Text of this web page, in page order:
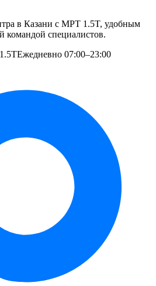
в Казани с МРТ 1.5T, удобным
командой специалистов.
Ежедневно 07:00–23:00